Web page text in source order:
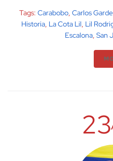
Tags: Carabobo, Carlos
Historia, La Cota Lil, Lil
Escalona, San
23